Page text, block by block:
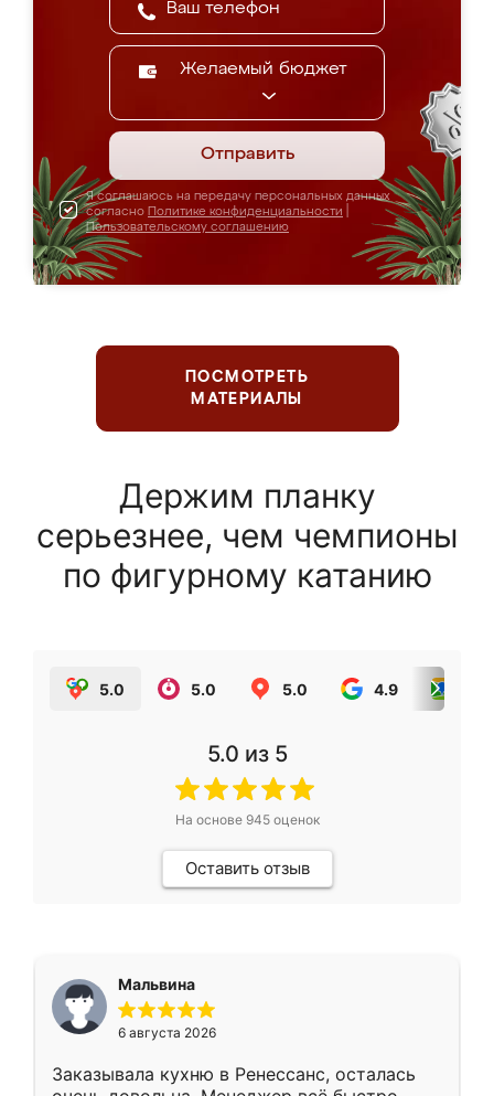
Желаемый бюджет
Отправить
Я соглашаюсь на передачу персональных данных
согласно Политике конфиденциальности
Пользовательскому соглашению
ПОСМОТРЕТЬ
МАТЕРИАЛЫ
Держим планку
серьезнее, чем чемпионы
по фигурному катанию
5.0 5.0 5.0 4.9
5.0 из 5
На основе 945оценок
Оставить отзыв
Мальвина
6 августа 2026
Заказывала кухню в Ренессанс, осталась